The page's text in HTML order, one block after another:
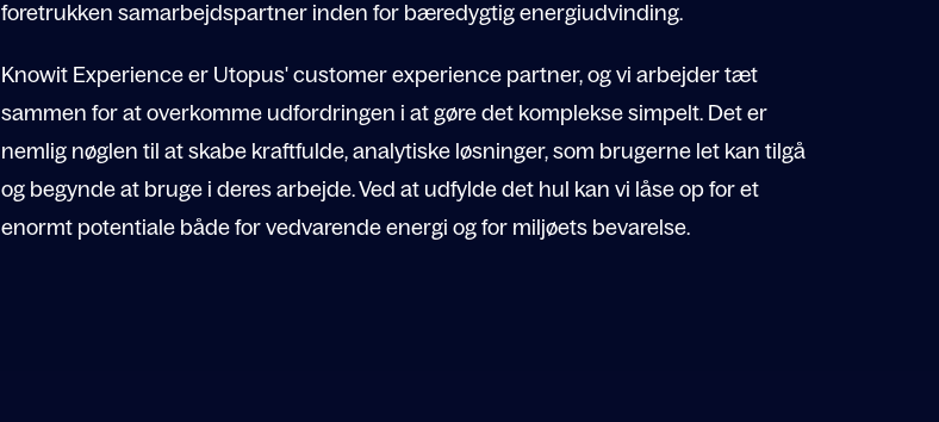
foretrukken samarbejdspartner inden for bæredygtig energiudvinding.
Knowit Experience er Utopus' customer experience partner, og vi arbejder tæt
sammen for at overkomme udfordringen i at gøre det komplekse simpelt. Det er
nemlig nøglen til at skabe kraftfulde, analytiske løsninger, som brugerne let kan tilgå
og begynde at bruge i deres arbejde. Ved at udfylde det hul kan vi låse op for et
enormt potentiale både for vedvarende energi og for miljøets bevarelse.